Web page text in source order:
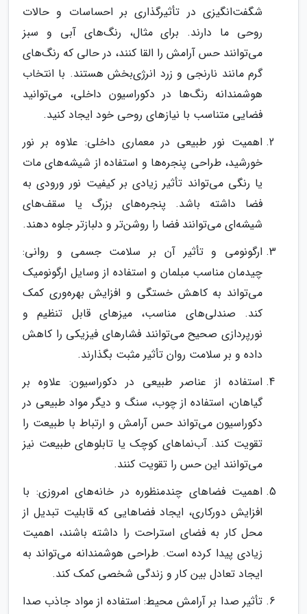
شگفت‌انگیزی در تأثیرگذاری بر احساسات و حالات
روحی ما دارند. برای مثال، رنگ‌های آبی و سبز
می‌توانند حس آرامش را القا کنند، در حالی که رنگ‌های
گرم مانند نارنجی و زرد انرژی‌بخش هستند. با انتخاب
هوشمندانه رنگ‌ها در دکوراسیون داخلی، می‌توانید
فضایی متناسب با نیازهای روحی خود ایجاد کنید.
اهمیت نور طبیعی در معماری داخلی: علاوه بر نور
خورشید، طراحی پنجره‌ها و استفاده از شیشه‌های مات
یا رنگی می‌تواند تأثیر زیادی بر کیفیت نور ورودی به
فضا داشته باشد. پنجره‌های بزرگ یا سقف‌های
شیشه‌ای می‌توانند فضا را روشن‌تر و دلباز‌تر جلوه دهند.
ارگونومی و تأثیر آن بر سلامت جسمی و روانی:
چیدمان مناسب مبلمان و استفاده از وسایل ارگونومیک
می‌تواند به کاهش خستگی و افزایش بهره‌وری کمک
کند. صندلی‌های مناسب، میزهای قابل تنظیم و
نورپردازی صحیح می‌توانند فشارهای فیزیکی را کاهش
داده و بر سلامت روان تأثیر مثبت بگذارند.
استفاده از عناصر طبیعی در دکوراسیون: علاوه بر
گیاهان، استفاده از چوب، سنگ و دیگر مواد طبیعی در
دکوراسیون می‌تواند حس آرامش و ارتباط با طبیعت را
تقویت کند. آب‌نماهای کوچک یا تابلوهای طبیعت نیز
می‌توانند این حس را تقویت کنند.
اهمیت فضاهای چندمنظوره در خانه‌های امروزی: با
افزایش دورکاری، ایجاد فضاهایی که قابلیت تبدیل از
محل کار به فضای استراحت را داشته باشند، اهمیت
زیادی پیدا کرده است. طراحی هوشمندانه می‌تواند به
ایجاد تعادل بین کار و زندگی شخصی کمک کند.
تأثیر صدا بر آرامش محیط: استفاده از مواد جاذب صدا